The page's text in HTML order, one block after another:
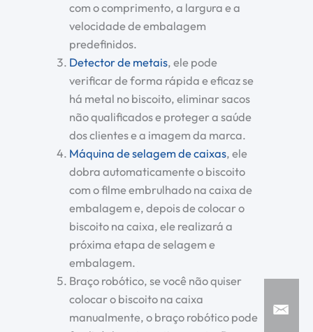
com o comprimento, a largura e a
velocidade de embalagem
predefinidos.
Detector de metais, ele pode
verificar de forma rápida e eficaz se
há metal no biscoito, eliminar sacos
não qualificados e proteger a saúde
dos clientes e a imagem da marca.
Máquina de selagem de caixas, ele
dobra automaticamente o biscoito
com o filme embrulhado na caixa de
embalagem e, depois de colocar o
biscoito na caixa, ele realizará a
próxima etapa de selagem e
embalagem.
Braço robótico, se você não quiser
colocar o biscoito na caixa
manualmente, o braço robótico pode